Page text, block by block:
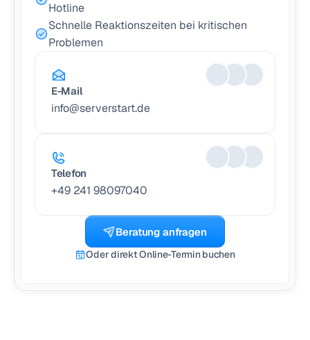
Hotline
Schnelle Reaktionszeiten bei kritischen
Problemen
E-Mail
info@serverstart.de
Telefon
+49 241 98097040
Beratung anfragen
Oder direkt Online-Termin buchen